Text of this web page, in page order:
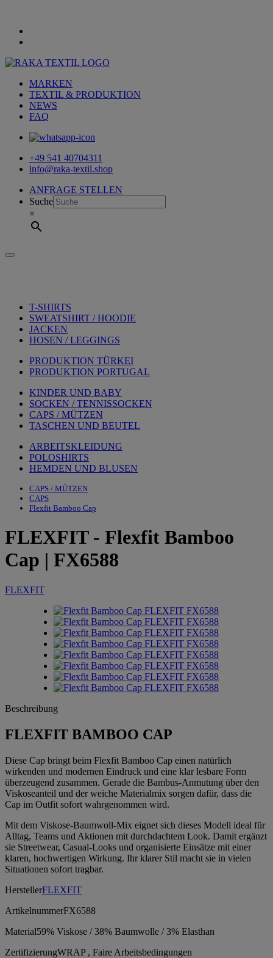
MARKEN
TEXTIL & PRODUKTION
NEWS
FAQ
+49 541 40704311
info@raka-textil.shop
ANFRAGE STELLEN
Suche
×
T-SHIRTS
SWEATSHIRT / HOODIE
JACKEN
HOSEN / LEGGINGS
PRODUKTION TÜRKEI
PRODUKTION PORTUGAL
KINDER UND BABY
SOCKEN / TENNISSOCKEN
CAPS / MÜTZEN
TASCHEN UND BEUTEL
ARBEITSKLEIDUNG
POLOSHIRTS
HEMDEN UND BLUSEN
CAPS / MÜTZEN
CAPS
Flexfit Bamboo Cap
FLEXFIT- Flexfit Bamboo
Cap | FX6588
FLEXFIT
Beschreibung
FLEXFIT BAMBOO CAP
Diese Cap bringt beim Flexfit Bamboo Cap einen natürlich
wirkenden und modernen Eindruck und eine klar lesbare Form
überzeugend zusammen. Gerade die Bambus-Anmutung über den
Viskoseanteil und der weiche Materialmix sorgen dafür, dass die
Cap im Outfit sofort wahrgenommen wird.
Mit dem Viskose-Baumwoll-Mix eignet sich dieses Modell ideal für
Alltag, Teams und Aktionen mit durchdachtem Look. Damit ergänzt
sie Streetwear, Casual-Looks und organisierte Einsätze mit einer
klaren, hochwertigen Wirkung. Ihr klarer Stil macht sie in vielen
Situationen sofort tragbar.
HerstellerFLEXFIT
ArtikelnummerFX6588
Material59% Viskose / 38% Baumwolle / 3% Elasthan
ZertifizierungWRAP , Faire Arbeitsbedingungen